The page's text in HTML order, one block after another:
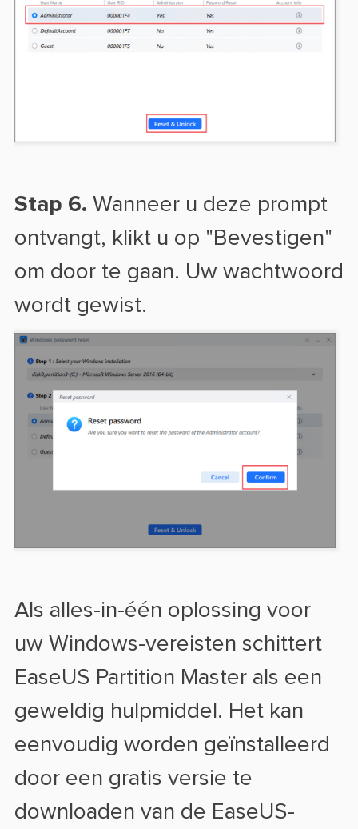
Stap 6. Wanneer u deze prompt
ontvangt, klikt u op "Bevestigen"
om door te gaan. Uw wachtwoord
wordt gewist.
Als alles-in-één oplossing voor
uw Windows-vereisten schittert
EaseUS Partition Master als een
geweldig hulpmiddel. Het kan
eenvoudig worden geïnstalleerd
door een gratis versie te
downloaden van de EaseUS-